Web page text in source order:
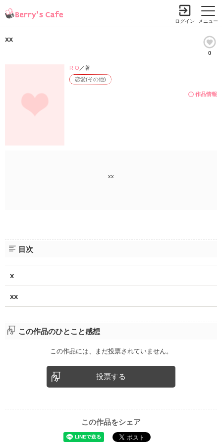
メニュー
ログイン
xx
0
作品情報
恋愛(その他)
R O ／著
xx
目次
x
xx
この作品のひとこと感想
この作品には、まだ投票されていません。
投票する
この作品をシェア